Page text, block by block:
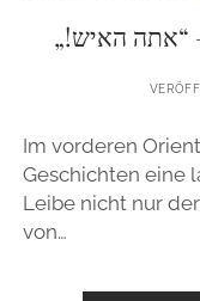
„!אתה האיש“ – „Du bist der Mann!“ – 2.
Im vorderen
Geschichten eine
Leibe nicht nur
von…